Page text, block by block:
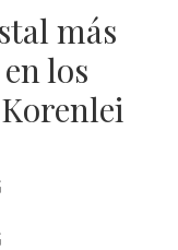
más
los